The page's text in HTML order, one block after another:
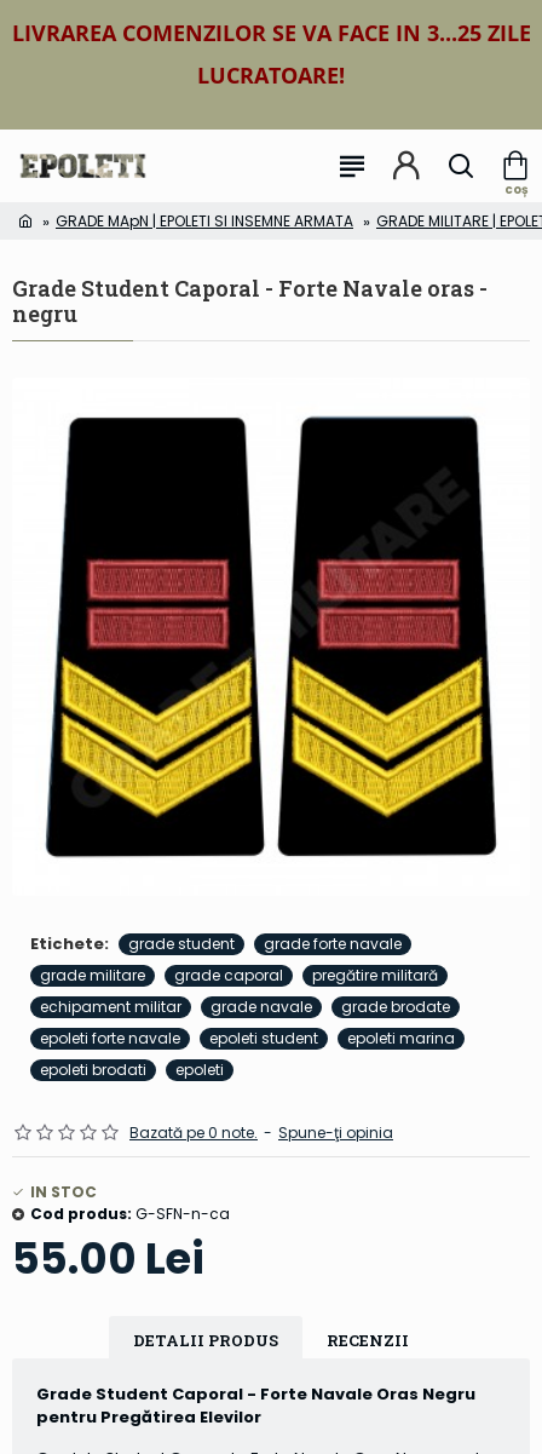
LIVRAREA COMENZILOR SE VA FACE IN 3...25 ZILE
LUCRATOARE!
GRADE MApN | EPOLETI SI INSEMNE ARMATA GRADE MILITARE |
Grade Student Caporal - Forte Navale oras -
negru
Etichete: grade student
grade forte navale
grade militare
grade caporal
pregătire militară
echipament militar
grade navale
grade brodate
epoleti forte navale
epoleti student
epoleti marina
epoleti brodati
epoleti
Bazată pe 0 note. - Spune-ţi opinia
55.00 Lei
IN STOC
Cod produs: G-SFN-n-ca
DETALII PRODUS RECENZII
Grade Student Caporal - Forte Navale Oras Negru
pentru Pregătirea Elevilor